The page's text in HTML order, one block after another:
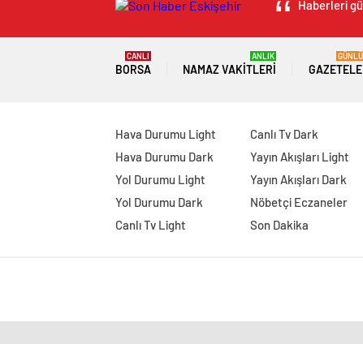
Haberleri
BORSA
CANLI
NAMAZ VAKITLERI
ANLIK
Hava Durumu Light
Hava Durumu Dark
Yol Durumu Light
Yol Durumu Dark
Canlı Tv Light
Canlı Tv Dark
Yayın Akışları Light
Yayın Akışları Dark
Nöbetçi Eczaneler
Son Dakika